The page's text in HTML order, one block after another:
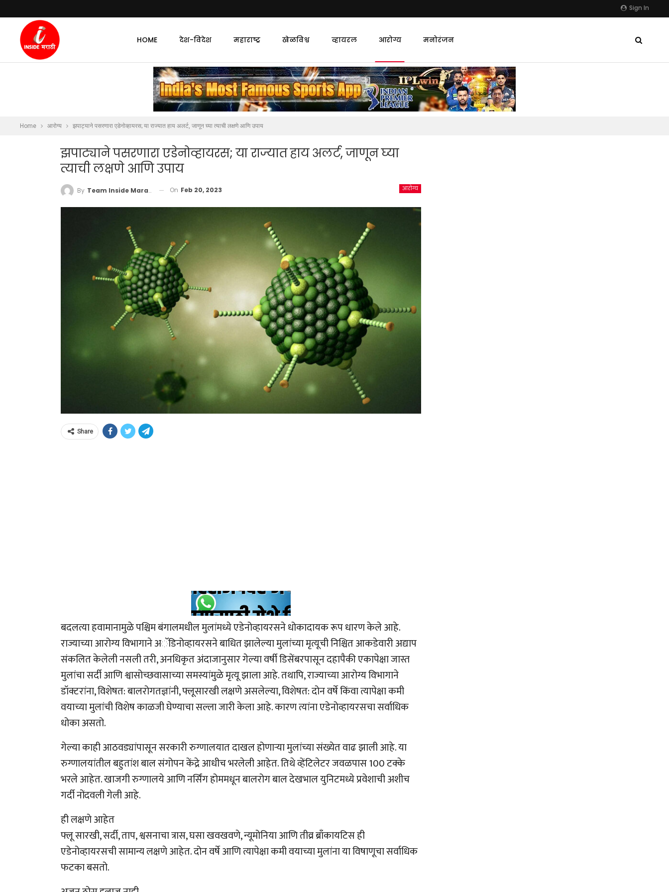
Sign In
HOME देश-विदेश महाराष्ट्र खेळविश्व व्हायरल आरोग्य मनोरंजन
Home आरोग्य झपाट्याने पसरणारा एडेनोव्हायरस; या राज्यात हाय अलर्ट, जाणून घ्या त्याची लक्षणे आणि उपाय
झपाट्याने पसरणारा एडेनोव्हायरस; या राज्यात हाय अलर्ट, जाणून घ्या
त्याची लक्षणे आणि उपाय
आरोग्य
By Team Inside Marathi On Feb 20, 2023
Share
बदलत्या हवामानामुळे पश्चिम बंगालमधील मुलांमध्ये एडेनोव्हायरसने धोकादायक रूप धारण केले आहे.
राज्याच्या आरोग्य विभागाने अॅडिनोव्हायरसने बाधित झालेल्या मुलांच्या मृत्यूची निश्चित आकडेवारी अद्याप
संकलित केलेली नसली तरी, अनधिकृत अंदाजानुसार गेल्या वर्षी डिसेंबरपासून दहापैकी एकापेक्षा जास्त
मुलांचा सर्दी आणि श्वासोच्छवासाच्या समस्यांमुळे मृत्यू झाला आहे. तथापि, राज्याच्या आरोग्य विभागाने
डॉक्टरांना, विशेषत: बालरोगतज्ञांनी, फ्लूसारखी लक्षणे असलेल्या, विशेषत: दोन वर्षे किंवा त्यापेक्षा कमी
वयाच्या मुलांची विशेष काळजी घेण्याचा सल्ला जारी केला आहे. कारण त्यांना एडेनोव्हायरसचा सर्वाधिक
धोका असतो.
गेल्या काही आठवड्यांपासून सरकारी रुग्णालयात दाखल होणाऱ्या मुलांच्या संख्येत वाढ झाली आहे. या
रुग्णालयांतील बहुतांश बाल संगोपन केंद्रे आधीच भरलेली आहेत. तिथे व्हेंटिलेटर जवळपास 100 टक्के
भरले आहेत. खाजगी रुग्णालये आणि नर्सिंग होममधून बालरोग बाल देखभाल युनिटमध्ये प्रवेशाची अशीच
गर्दी नोंदवली गेली आहे.
ही लक्षणे आहेत
फ्लू सारखी, सर्दी, ताप, श्वसनाचा त्रास, घसा खवखवणे, न्यूमोनिया आणि तीव्र ब्राँकायटिस ही
एडेनोव्हायरसची सामान्य लक्षणे आहेत. दोन वर्षे आणि त्यापेक्षा कमी वयाच्या मुलांना या विषाणूचा सर्वाधिक
फटका बसतो.